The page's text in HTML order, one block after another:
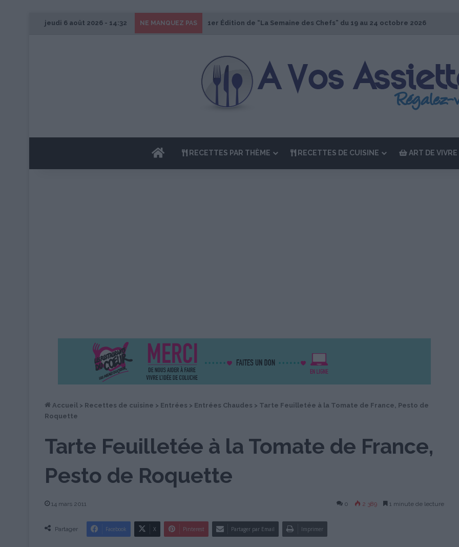
jeudi 6 août 2026 - 14:32 NE MANQUEZ PAS 1er Édition de “La Semaine des Chefs” du 19 au 24 octobre 2026
ACCUEILRECETTES PAR THÈME RECETTES DE CUISINE ART DE VIVRE
Accueil > Recettes de cuisine > Entrées > Entrées Chaudes > Tarte Feuilletée à la Tomate de France, Pesto de
Roquette
Tarte Feuilletée à la Tomate de France,
Pesto de Roquette
14 mars 2011 0 2 389 1 minute de lecture
Partager Facebook X Pinterest Partager par Email Imprimer